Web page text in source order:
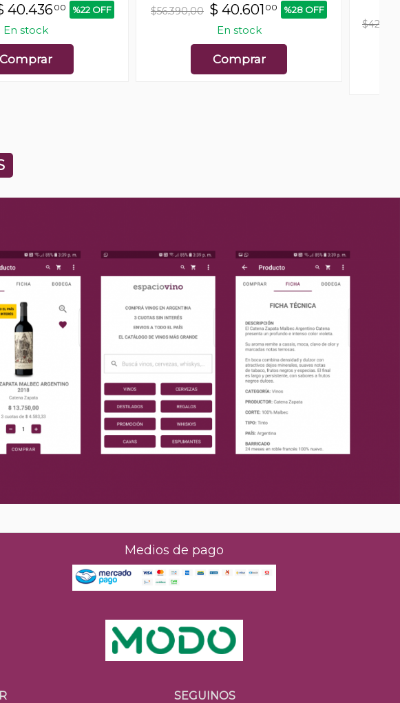
40.43600 %22 OFF
En stock
Comprar
$56.390,00 $ 40.601 00 %28 OFF
En stock
Comprar
Medios de pago
SEGUINOS